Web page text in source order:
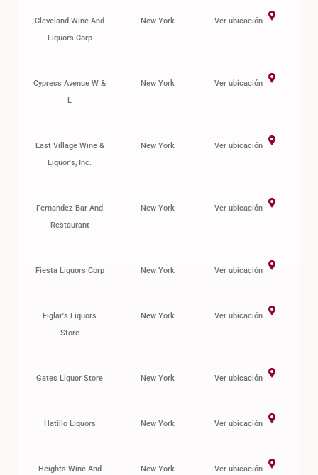
Cleveland Wine And
Liquors Corp
New York Ver ubicación
Cypress Avenue W &
L
New York Ver ubicación
East Village Wine &
Liquor's, Inc.
New York Ver ubicación
Fernandez Bar And
Restaurant
New York Ver ubicación
Fiesta Liquors Corp New York Ver ubicación
Figlar's Liquors
Store
New York Ver ubicación
Gates Liquor Store New York Ver ubicación
Hatillo Liquors New York Ver ubicación
Heights Wine And New York Ver ubicación